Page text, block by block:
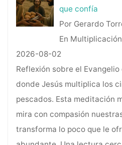
que confía
Por Gerardo
En
2026-08-02
Reflexión sobre el Evangelio
donde Jesús multiplica los
pescados. Esta meditación
mira con compasión
transforma lo poco que le